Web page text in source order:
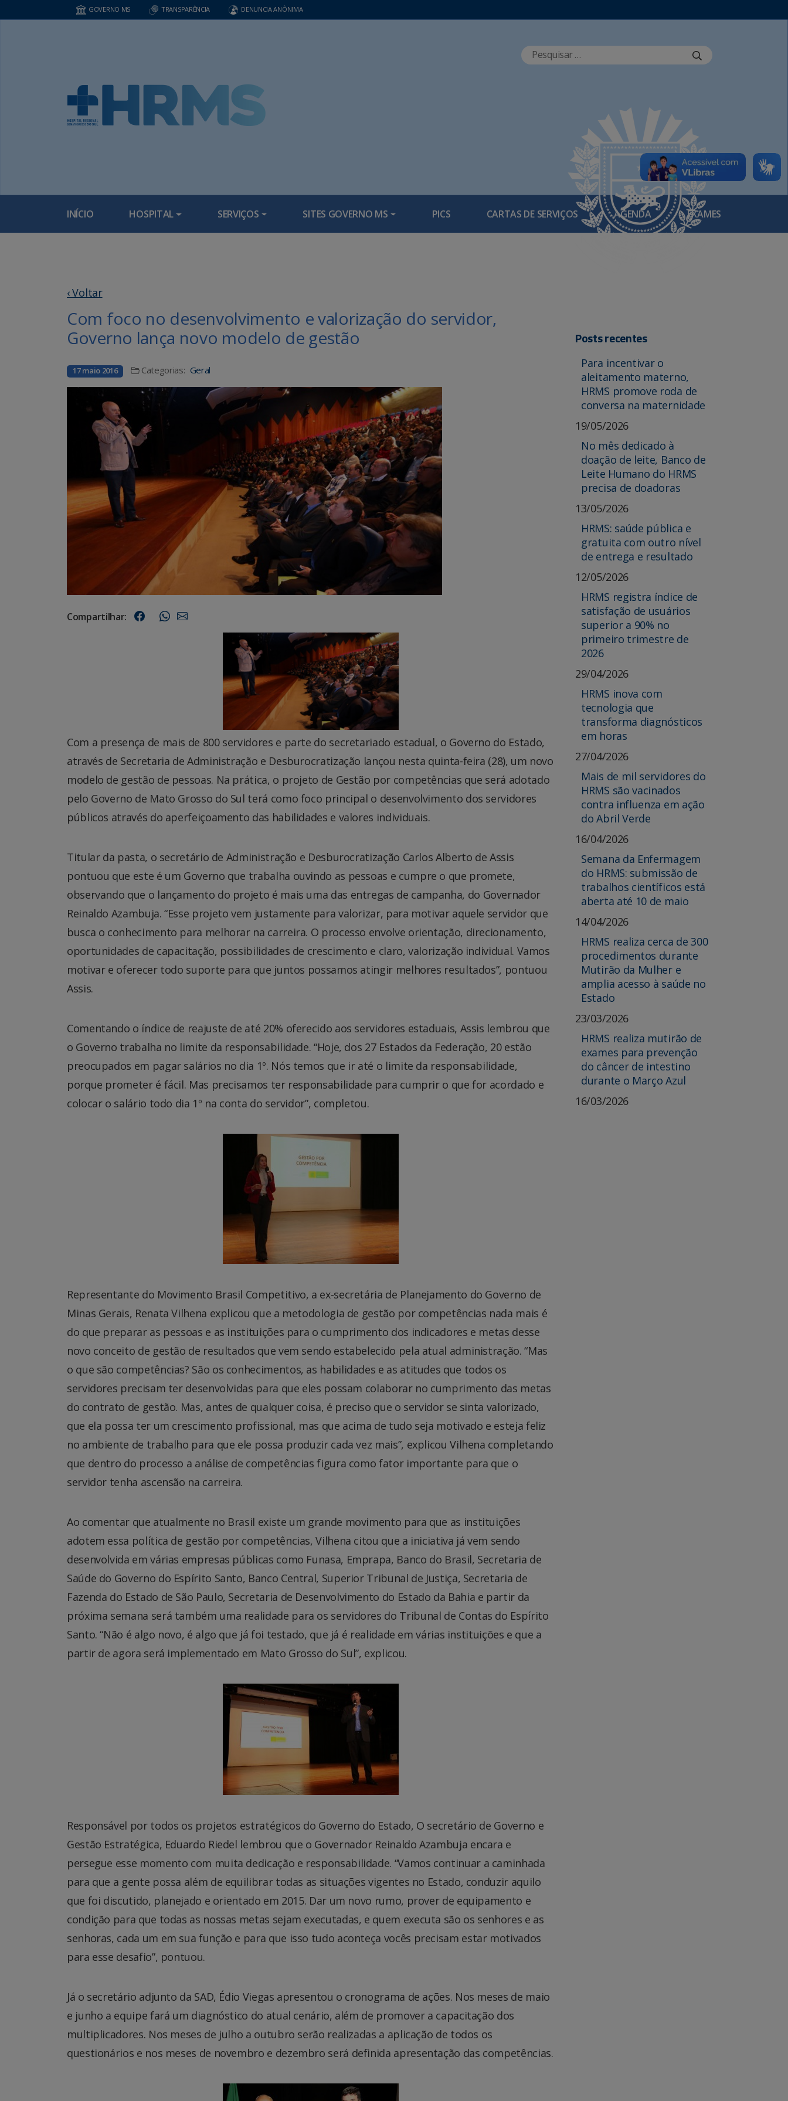
GOVERNO MS TRANSPARÊNCIA DENUNCIA ANÔNIMA
INÍCIO HOSPITAL SERVIÇOS SITES GOVERNO MS PICS CARTAS DE SERVIÇOS AGENDA EXAMES
‹ Voltar
Com foco no desenvolvimento e valorização do servidor,
Governo lança novo modelo de gestão
17 maio 2016 Categorias: Geral
Compartilhar:
Com a presença de mais de 800 servidores e parte do secretariado estadual, o Governo do Estado,
através de Secretaria de Administração e Desburocratização lançou nesta quinta-feira (28), um novo
modelo de gestão de pessoas. Na prática, o projeto de Gestão por competências que será adotado
pelo Governo de Mato Grosso do Sul terá como foco principal o desenvolvimento dos servidores
públicos através do aperfeiçoamento das habilidades e valores individuais.
Titular da pasta, o secretário de Administração e Desburocratização Carlos Alberto de Assis
pontuou que este é um Governo que trabalha ouvindo as pessoas e cumpre o que promete,
observando que o lançamento do projeto é mais uma das entregas de campanha, do Governador
Reinaldo Azambuja. “Esse projeto vem justamente para valorizar, para motivar aquele servidor que
busca o conhecimento para melhorar na carreira. O processo envolve orientação, direcionamento,
oportunidades de capacitação, possibilidades de crescimento e claro, valorização individual. Vamos
motivar e oferecer todo suporte para que juntos possamos atingir melhores resultados”, pontuou
Assis.
Comentando o índice de reajuste de até 20% oferecido aos servidores estaduais, Assis lembrou que
o Governo trabalha no limite da responsabilidade. “Hoje, dos 27 Estados da Federação, 20 estão
preocupados em pagar salários no dia 1º. Nós temos que ir até o limite da responsabilidade,
porque prometer é fácil. Mas precisamos ter responsabilidade para cumprir o que for acordado e
colocar o salário todo dia 1º na conta do servidor”, completou.
Representante do Movimento Brasil Competitivo, a ex-secretária de Planejamento do Governo de
Minas Gerais, Renata Vilhena explicou que a metodologia de gestão por competências nada mais é
do que preparar as pessoas e as instituições para o cumprimento dos indicadores e metas desse
novo conceito de gestão de resultados que vem sendo estabelecido pela atual administração. “Mas
o que são competências? São os conhecimentos, as habilidades e as atitudes que todos os
servidores precisam ter desenvolvidas para que eles possam colaborar no cumprimento das metas
do contrato de gestão. Mas, antes de qualquer coisa, é preciso que o servidor se sinta valorizado,
que ela possa ter um crescimento profissional, mas que acima de tudo seja motivado e esteja feliz
no ambiente de trabalho para que ele possa produzir cada vez mais”, explicou Vilhena completando
que dentro do processo a análise de competências figura como fator importante para que o
servidor tenha ascensão na carreira.
Ao comentar que atualmente no Brasil existe um grande movimento para que as instituições
adotem essa política de gestão por competências, Vilhena citou que a iniciativa já vem sendo
desenvolvida em várias empresas públicas como Funasa, Emprapa, Banco do Brasil, Secretaria de
Saúde do Governo do Espírito Santo, Banco Central, Superior Tribunal de Justiça, Secretaria de
Fazenda do Estado de São Paulo, Secretaria de Desenvolvimento do Estado da Bahia e partir da
próxima semana será também uma realidade para os servidores do Tribunal de Contas do Espírito
Santo. “Não é algo novo, é algo que já foi testado, que já é realidade em várias instituições e que a
partir de agora será implementado em Mato Grosso do Sul”, explicou.
Responsável por todos os projetos estratégicos do Governo do Estado, O secretário de Governo e
Gestão Estratégica, Eduardo Riedel lembrou que o Governador Reinaldo Azambuja encara e
persegue esse momento com muita dedicação e responsabilidade. “Vamos continuar a caminhada
para que a gente possa além de equilibrar todas as situações vigentes no Estado, conduzir aquilo
que foi discutido, planejado e orientado em 2015. Dar um novo rumo, prover de equipamento e
condição para que todas as nossas metas sejam executadas, e quem executa são os senhores e as
senhoras, cada um em sua função e para que isso tudo aconteça vocês precisam estar motivados
para esse desafio”, pontuou.
Já o secretário adjunto da SAD, Édio Viegas apresentou o cronograma de ações. Nos meses de maio
e junho a equipe fará um diagnóstico do atual cenário, além de promover a capacitação dos
multiplicadores. Nos meses de julho a outubro serão realizadas a aplicação de todos os
questionários e nos meses de novembro e dezembro será definida apresentação das competências.
Posts recentes
Para incentivar o
aleitamento materno,
HRMS promove roda de
conversa na maternidade
19/05/2026
No mês dedicado à
doação de leite, Banco de
Leite Humano do HRMS
precisa de doadoras
13/05/2026
HRMS: saúde pública e
gratuita com outro nível
de entrega e resultado
12/05/2026
HRMS registra índice de
satisfação de usuários
superior a 90% no
primeiro trimestre de
2026
29/04/2026
HRMS inova com
tecnologia que
transforma diagnósticos
em horas
27/04/2026
Mais de mil servidores do
HRMS são vacinados
contra influenza em ação
do Abril Verde
16/04/2026
Semana da Enfermagem
do HRMS: submissão de
trabalhos científicos está
aberta até 10 de maio
14/04/2026
HRMS realiza cerca de 300
procedimentos durante
Mutirão da Mulher e
amplia acesso à saúde no
Estado
23/03/2026
HRMS realiza mutirão de
exames para prevenção
do câncer de intestino
durante o Março Azul
16/03/2026